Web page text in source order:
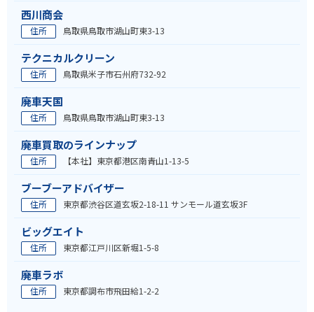
西川商会
住所 鳥取県鳥取市湖山町東3-13
テクニカルクリーン
住所 鳥取県米子市石州府732-92
廃車天国
住所 鳥取県鳥取市湖山町東3-13
廃車買取のラインナップ
住所 【本社】東京都港区南青山1-13-5
ブーブーアドバイザー
住所 東京都渋谷区道玄坂2-18-11 サンモール道玄坂3F
ビッグエイト
住所 東京都江戸川区新堀1-5-8
廃車ラボ
住所 東京都調布市飛田給1-2-2